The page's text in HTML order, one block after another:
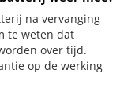
na vervanging
te weten dat
over tijd.
op de werking